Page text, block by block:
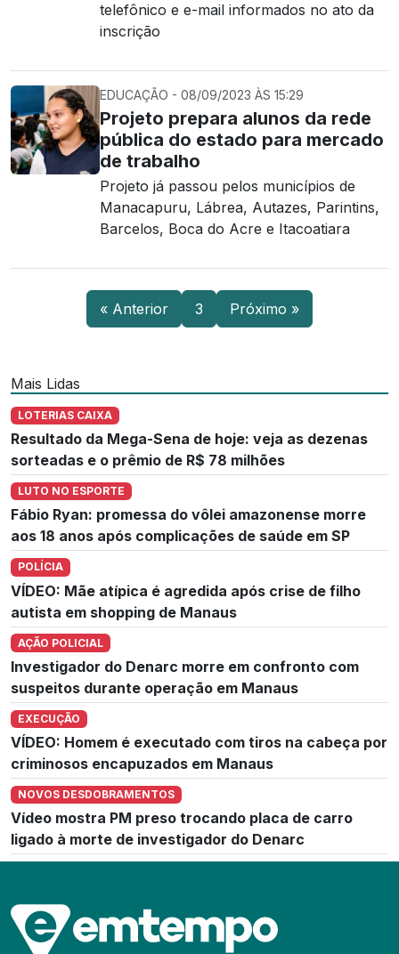
telefônico e e-mail informados no ato da
inscrição
EDUCAÇÃO - 08/09/2023 ÀS 15:29
Projeto prepara alunos da rede
pública do estado para mercado
de trabalho
Projeto já passou pelos municípios de
Manacapuru, Lábrea, Autazes, Parintins,
Barcelos, Boca do Acre e Itacoatiara
« Anterior 3 Próximo »
Mais Lidas
LOTERIAS CAIXA
Resultado da Mega-Sena de hoje: veja as dezenas
sorteadas e o prêmio de R$ 78 milhões
LUTO NO ESPORTE
Fábio Ryan: promessa do vôlei amazonense morre
aos 18 anos após complicações de saúde em SP
POLÍCIA
VÍDEO: Mãe atípica é agredida após crise de filho
autista em shopping de Manaus
AÇÃO POLICIAL
Investigador do Denarc morre em confronto com
suspeitos durante operação em Manaus
EXECUÇÃO
VÍDEO: Homem é executado com tiros na cabeça por
criminosos encapuzados em Manaus
NOVOS DESDOBRAMENTOS
Vídeo mostra PM preso trocando placa de carro
ligado à morte de investigador do Denarc